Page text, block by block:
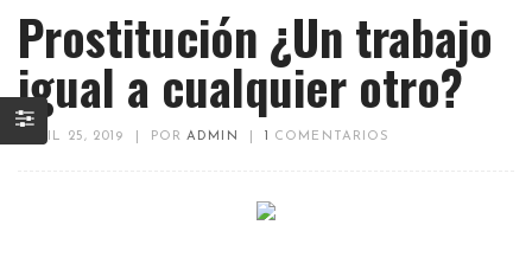
Prostitución ¿Un trabajo
igual a cualquier otro?
ABRIL 25, 2019 PORADMIN COMENTARIOS